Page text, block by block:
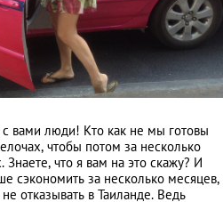
вами люди! Кто как не мы готовы
чтобы потом за несколько
Знаете, что я вам на это скажу? И
сэкономить за несколько месяцев,
отказывать в Таиланде. Ведь